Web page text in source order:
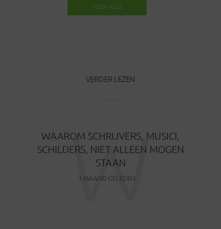
TOON ALLE
VERDER LEZEN
WAAROM SCHRIJVERS, MUSICI,
SCHILDERS, NIET ALLEEN MOGEN
STAAN
1 MAAND GELEDEN
W